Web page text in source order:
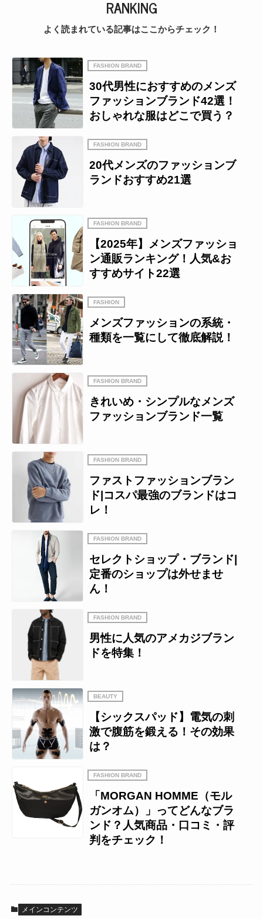
RANKING
よく読まれている記事はここからチェック！
FASHION BRAND
30代男性におすすめのメンズ
ファッションブランド42選！
おしゃれな服はどこで買う？
FASHION BRAND
20代メンズのファッションブ
ランドおすすめ21選
FASHION BRAND
【2025年】メンズファッショ
ン通販ランキング！人気&お
すすめサイト22選
FASHION
メンズファッションの系統・
種類を一覧にして徹底解説！
FASHION BRAND
きれいめ・シンプルなメンズ
ファッションブランド一覧
FASHION BRAND
ファストファッションブラン
ド|コスパ最強のブランドはコ
レ！
FASHION BRAND
セレクトショップ・ブランド|
定番のショップは外せませ
ん！
FASHION BRAND
男性に人気のアメカジブラン
ドを特集！
BEAUTY
【シックスパッド】電気の刺
激で腹筋を鍛える！その効果
は？
FASHION BRAND
「MORGAN HOMME（モル
ガンオム）」ってどんなブラ
ンド？人気商品・口コミ・評
判をチェック！
メインコンテンツ